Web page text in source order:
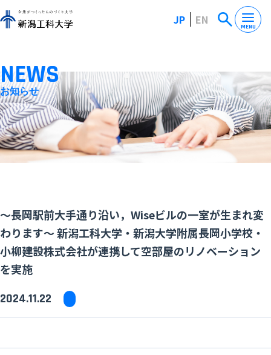
JP EN MENU
NEWS
お知らせ
～長岡駅前大手通り沿い，Wiseビルの一室が生まれ変
わります～ 新潟工科大学・新潟大学附属長岡小学校・
小柳建設株式会社が連携して空部屋のリノベーション
を実施
2024.11.22